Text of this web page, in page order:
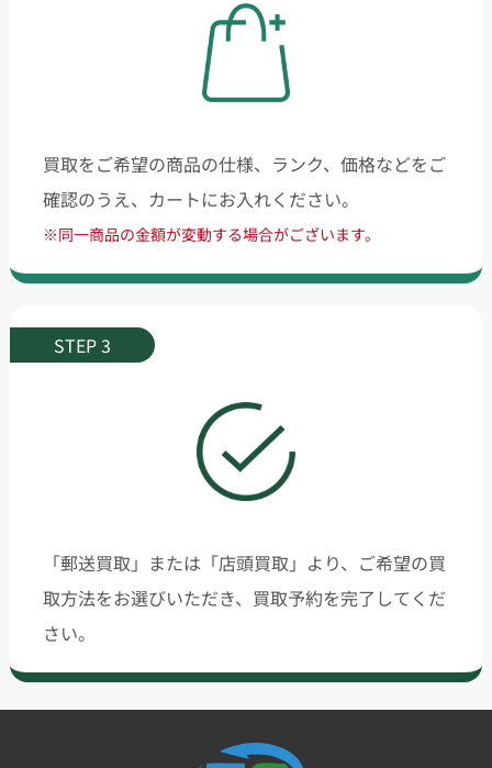
買取をご希望の商品の仕様、ランク、価格などをご
確認のうえ、カートにお入れください。
※同一商品の金額が変動する場合がございます。
STEP 3
「郵送買取」または「店頭買取」より、ご希望の買
取方法をお選びいただき、買取予約を完了してくだ
さい。